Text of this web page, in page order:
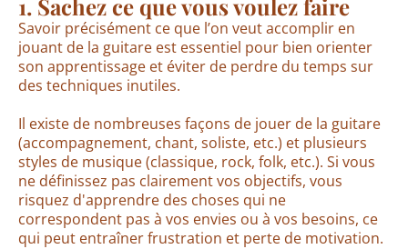
1. Sachez ce que vous voulez faire
Savoir précisément ce que l’on veut accomplir en
jouant de la guitare est essentiel pour bien orienter
son apprentissage et éviter de perdre du temps sur
des techniques inutiles.
Il existe de nombreuses façons de jouer de la guitare
(accompagnement, chant, soliste, etc.) et plusieurs
styles de musique (classique, rock, folk, etc.). Si vous
ne définissez pas clairement vos objectifs, vous
risquez d'apprendre des choses qui ne
correspondent pas à vos envies ou à vos besoins, ce
qui peut entraîner frustration et perte de motivation.